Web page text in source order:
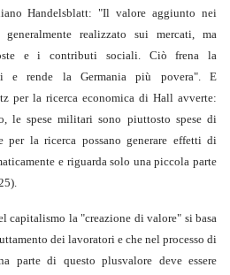
Handelsblatt: "Il valore aggiunto nei
realizzato sui mercati, ma
e i contributi sociali. Ciò frena la
e rende la Germania più povera". E
per la ricerca economica di Hall avverte:
le spese militari sono piuttosto spese di
per la ricerca possano generare effetti di
e riguarda solo una piccola parte
capitalismo la "creazione di valore" si basa
dei lavoratori e che nel processo di
parte di questo plusvalore deve essere